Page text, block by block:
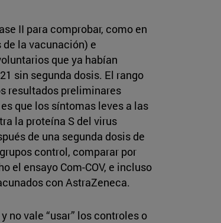
II para comprobar, como en
de la vacunación) e
que ya habían
sin segunda dosis. El rango
resultados preliminares
que los síntomas leves a las
la proteína S del virus
de una segunda dosis de
control, comparar por
el ensayo Com-COV, e incluso
con AstraZeneca.
no vale “usar” los controles o